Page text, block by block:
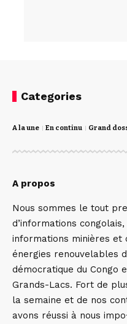
Categories
A la une En continu Grand
A propos
Nous sommes le tout
d’informations
informations minières et
énergies renouvelables
démocratique du Congo
Grands-Lacs. Fort de
la semaine et de nos
avons réussi à nous